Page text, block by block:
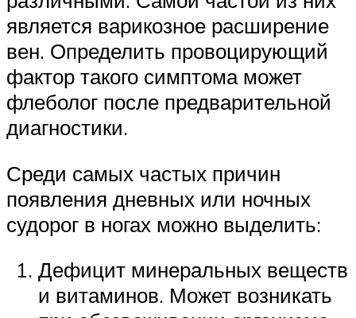
является варикозное расширение
вен. Определить провоцирующий
фактор такого симптома может
флеболог после предварительной
диагностики.
Среди самых частых причин
появления дневных или ночных
судорог в ногах можно выделить:
Дефицит минеральных веществ
и витаминов. Может возникать